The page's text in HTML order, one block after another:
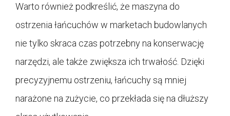
Warto również podkreślić, że maszyna do
ostrzenia łańcuchów w marketach budowlanych
nie tylko skraca czas potrzebny na konserwację
narzędzi, ale także zwiększa ich trwałość. Dzięki
precyzyjnemu ostrzeniu, łańcuchy są mniej
narażone na zużycie, co przekłada się na dłuższy